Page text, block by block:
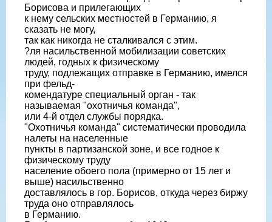
Борисова и прилегающих
к нему сельских местностей в Германию, я
сказать не могу,
так как никогда не сталкивался с этим.
?ля насильственной мобилизации советских
людей, годных к физическому
труду, подлежащих отправке в Германию, имелся
при фельд-
комендатуре специальный орган - так
называемая "охотничья команда",
или 4-й отдел службы порядка.
"Охотничья команда" систематически проводила
налеты на населенные
пункты в партизанской зоне, и все годное к
физическому труду
население обоего пола (примерно от 15 лет и
выше) насильственно
доставлялось в гор. Борисов, откуда через биржу
труда оно отправлялось
в Германию.